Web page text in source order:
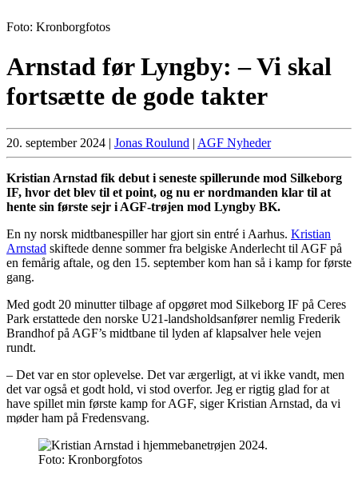
Foto: Kronborgfotos
Arnstad før Lyngby: – Vi skal
fortsætte de gode takter
20. september 2024 | Jonas Roulund | AGF Nyheder
Kristian Arnstad fik debut i seneste spillerunde mod Silkeborg
IF, hvor det blev til et point, og nu er nordmanden klar til at
hente sin første sejr i AGF-trøjen mod Lyngby BK.
En ny norsk midtbanespiller har gjort sin entré i Aarhus. Kristian
Arnstad skiftede denne sommer fra belgiske Anderlecht til AGF på
en femårig aftale, og den 15. september kom han så i kamp for første
gang.
Med godt 20 minutter tilbage af opgøret mod Silkeborg IF på Ceres
Park erstattede den norske U21-landsholdsanfører nemlig Frederik
Brandhof på AGF’s midtbane til lyden af klapsalver hele vejen
rundt.
– Det var en stor oplevelse. Det var ærgerligt, at vi ikke vandt, men
det var også et godt hold, vi stod overfor. Jeg er rigtig glad for at
have spillet min første kamp for AGF, siger Kristian Arnstad, da vi
møder ham på Fredensvang.
Foto: Kronborgfotos